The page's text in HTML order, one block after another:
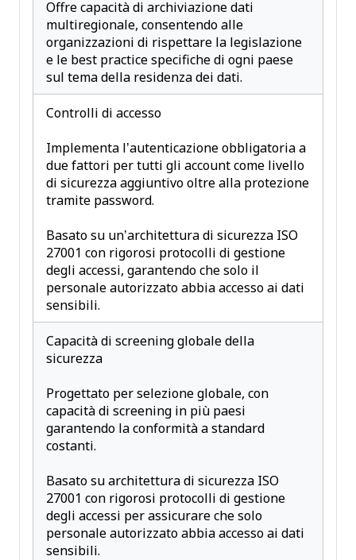
Offre capacità di archiviazione dati
multiregionale, consentendo alle
organizzazioni di rispettare la legislazione
e le best practice specifiche di ogni paese
sul tema della residenza dei dati.
Controlli di accesso
Implementa l’autenticazione obbligatoria a
due fattori per tutti gli account come livello
di sicurezza aggiuntivo oltre alla protezione
tramite password.
Basato su un’architettura di sicurezza ISO
27001 con rigorosi protocolli di gestione
degli accessi, garantendo che solo il
personale autorizzato abbia accesso ai dati
sensibili.
Capacità di screening globale della
sicurezza
Progettato per selezione globale, con
capacità di screening in più paesi
garantendo la conformità a standard
costanti.
Basato su architettura di sicurezza ISO
27001 con rigorosi protocolli di gestione
degli accessi per assicurare che solo
personale autorizzato abbia accesso ai dati
sensibili.